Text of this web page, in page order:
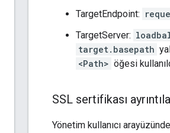
TargetEndpoint:
TargetServer:
target.basepath
<Path> öğesi
SSL sertifikası
Yönetim kullanıcı